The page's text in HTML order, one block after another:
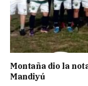
Montaña dio la
Mandiyú